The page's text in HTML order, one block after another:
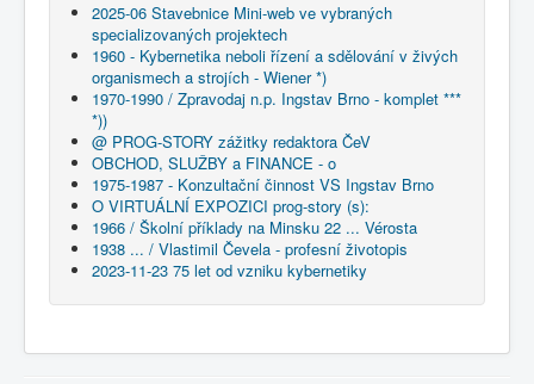
2025-06 Stavebnice Mini-web ve vybraných
specializovaných projektech
1960 - Kybernetika neboli řízení a sdělování v živých
organismech a strojích - Wiener *)
1970-1990 / Zpravodaj n.p. Ingstav Brno - komplet ***
*))
@ PROG-STORY zážitky redaktora ČeV
OBCHOD, SLUŽBY a FINANCE - o
1975-1987 - Konzultační činnost VS Ingstav Brno
O VIRTUÁLNÍ EXPOZICI prog-story (s):
1966 / Školní příklady na Minsku 22 ... Vérosta
1938 ... / Vlastimil Čevela - profesní životopis
2023-11-23 75 let od vzniku kybernetiky